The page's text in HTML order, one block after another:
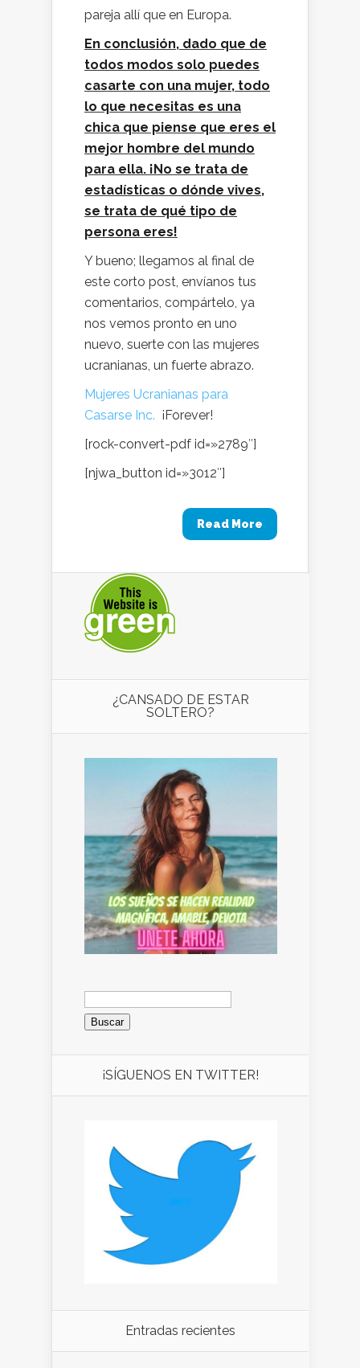
pareja allí que en Europa.
En conclusión, dado que de
todos modos solo puedes
casarte con una mujer, todo
lo que necesitas es una
chica que piense que eres el
mejor hombre del mundo
para ella. ¡No se trata de
estadísticas o dónde vives,
se trata de qué tipo de
persona eres!
Y bueno; llegamos al final de
este corto post, envíanos tus
comentarios, compártelo, ya
nos vemos pronto en uno
nuevo, suerte con las mujeres
ucranianas, un fuerte abrazo.
Mujeres Ucranianas para
Casarse Inc. ¡Forever!
[rock-convert-pdf id=»2789″]
[njwa_button id=»3012″]
Read More
¿CANSADO DE ESTAR
SOLTERO?
Buscar:
¡SÍGUENOS EN TWITTER!
Entradas recientes